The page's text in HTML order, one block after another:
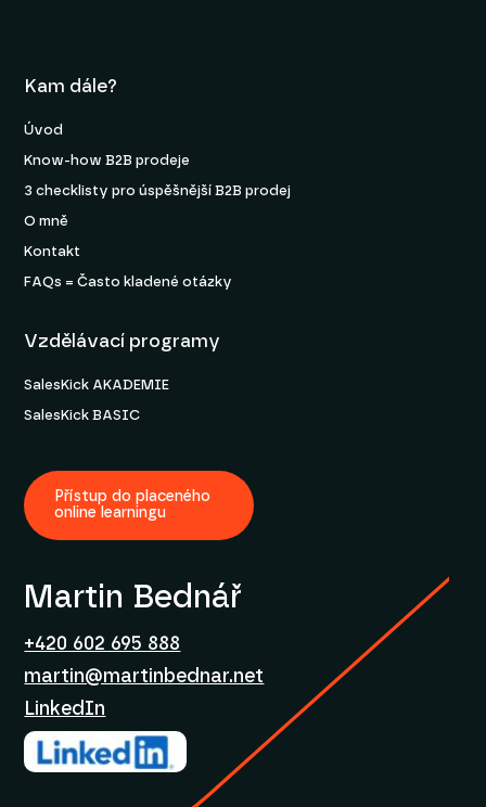
Kam dále?
Úvod
Know-how B2B prodeje
3 checklisty pro úspěšnější B2B prodej
O mně
Kontakt
FAQs = Často kladené otázky
Vzdělávací programy
SalesKick AKADEMIE
SalesKick BASIC
Přístup do placeného
online learningu
Martin Bednář
+420 602 695 888
martin@martinbednar.net
LinkedIn